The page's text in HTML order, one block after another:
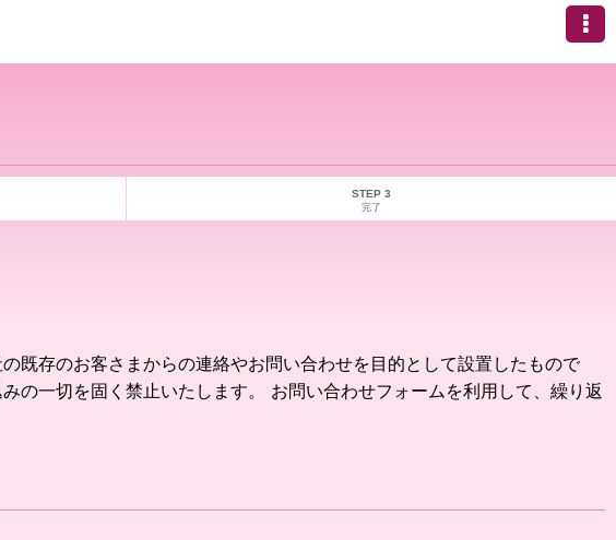
STEP 3
完了
既存のお客さまからの連絡やお問い合わせを目的として設置したもので
の一切を固く禁止いたします。 お問い合わせフォームを利用して、繰り返